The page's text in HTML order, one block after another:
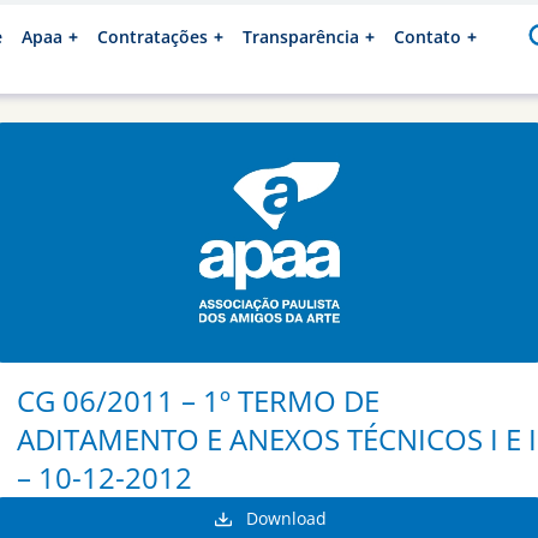
Apaa Contratações Transparência Contato
CG 06/2011 – 1º TERMO DE
ADITAMENTO E ANEXOS TÉCNICOS I E
– 10-12-2012
Download